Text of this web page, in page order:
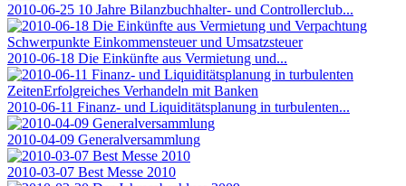
2010-06-25 10 Jahre Bilanzbuchhalter- und Controllerclub...
2010-06-18 Die Einkünfte aus Vermietung und...
2010-06-11 Finanz- und Liquiditätsplanung in turbulenten...
2010-04-09 Generalversammlung
2010-03-07 Best Messe 2010